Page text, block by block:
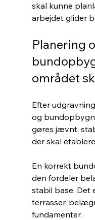
skal kunne
arbejdet glider
Planering
området
Efter
og
gøres jævnt,
der skal
En korrekt
den fordeler
stabil base. Det
terrasser,
fundamenter.